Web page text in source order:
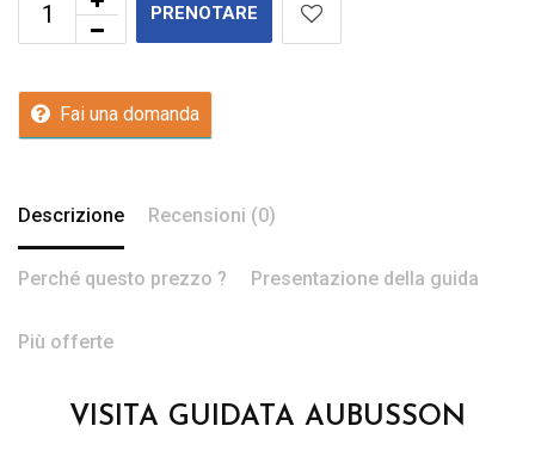
PRENOTARE
Fai una domanda
Descrizione Recensioni (0)
Perché questo prezzo ? Presentazione della guida
Più offerte
VISITA GUIDATA AUBUSSON